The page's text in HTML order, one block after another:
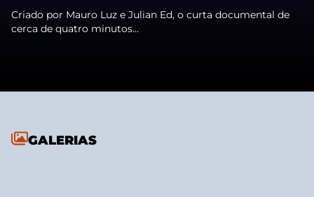
Criado por Mauro Luz e Julian Ed, o curta documental de
cerca de quatro minutos...
GALERIAS